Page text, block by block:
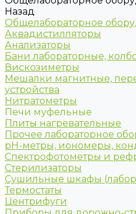
Назад
Общелабораторное
Аквадистилляторы
Анализаторы
Бани лабораторные,
Вискозиметры
Мешалки магнитные,
устройства
Нитратометры
Печи муфельные
Плиты нагревательные
Прочее лабораторное
рН-метры, иономеры,
Спектрофотометры и
Стерилизаторы
Сушильные шкафы
Термостаты
Центрифуги